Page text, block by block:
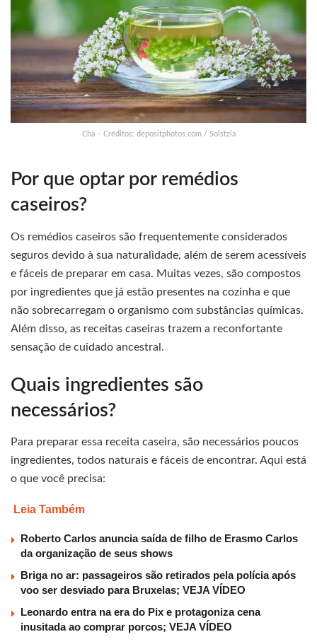
Chá – Créditos: depositphotos.com / Solstzia
Por que optar por remédios
caseiros?
Os remédios caseiros são frequentemente considerados
seguros devido à sua naturalidade, além de serem acessíveis
e fáceis de preparar em casa. Muitas vezes, são compostos
por ingredientes que já estão presentes na cozinha e que
não sobrecarregam o organismo com substâncias químicas.
Além disso, as receitas caseiras trazem a reconfortante
sensação de cuidado ancestral.
Quais ingredientes são
necessários?
Para preparar essa receita caseira, são necessários poucos
ingredientes, todos naturais e fáceis de encontrar. Aqui está
o que você precisa:
Leia Também
Roberto Carlos anuncia saída de filho de Erasmo Carlos
da organização de seus shows
Briga no ar: passageiros são retirados pela polícia após
voo ser desviado para Bruxelas; VEJA VÍDEO
Leonardo entra na era do Pix e protagoniza cena
inusitada ao comprar porcos; VEJA VÍDEO